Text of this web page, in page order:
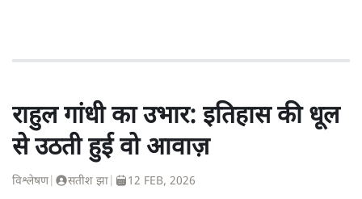
राहुल गांधी का उभार: इतिहास की धूल
से उठती हुई वो आवाज़
विश्लेषण| सतीश झा 12 FEB, 2026